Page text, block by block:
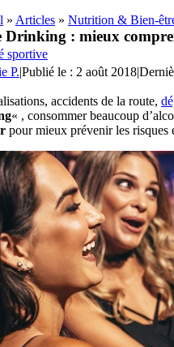
» Articles» Nutrition & Bien-
Drinking : mieux
sportive
P.|Publié le : 2 août 2018|
accidents de la route,
« , consommer beaucoup
pour mieux prévenir les risques